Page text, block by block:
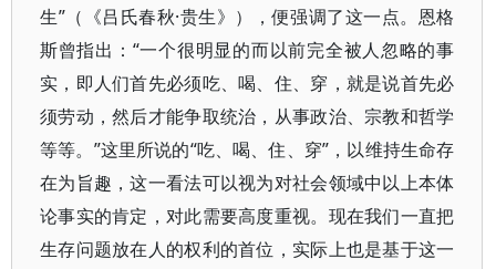
生”（《吕氏春秋·贵生》），便强调了这一点。恩格
斯曾指出：“一个很明显的而以前完全被人忽略的事
实，即人们首先必须吃、喝、住、穿，就是说首先必
须劳动，然后才能争取统治，从事政治、宗教和哲学
等等。”这里所说的“吃、喝、住、穿”，以维持生命存
在为旨趣，这一看法可以视为对社会领域中以上本体
论事实的肯定，对此需要高度重视。现在我们一直把
生存问题放在人的权利的首位，实际上也是基于这一